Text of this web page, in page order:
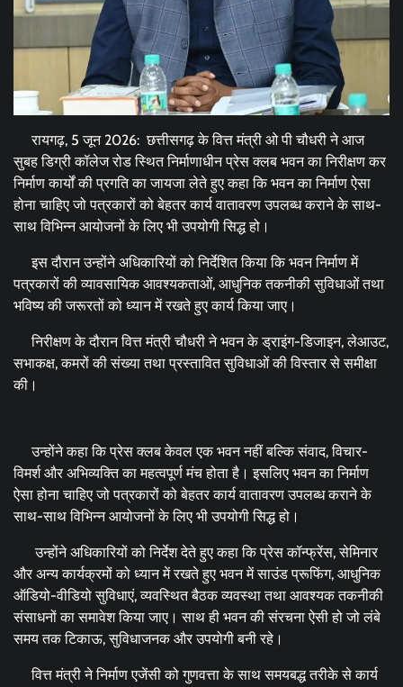
रायगढ़, 5 जून 2026: छत्तीसगढ़ के वित्त मंत्री ओ पी चौधरी ने आज
सुबह डिग्री कॉलेज रोड स्थित निर्माणाधीन प्रेस क्लब भवन का निरीक्षण कर
निर्माण कार्यों की प्रगति का जायजा लेते हुए कहा कि भवन का निर्माण ऐसा
होना चाहिए जो पत्रकारों को बेहतर कार्य वातावरण उपलब्ध कराने के साथ-
साथ विभिन्न आयोजनों के लिए भी उपयोगी सिद्ध हो।
इस दौरान उन्होंने अधिकारियों को निर्देशित किया कि भवन निर्माण में
पत्रकारों की व्यावसायिक आवश्यकताओं, आधुनिक तकनीकी सुविधाओं तथा
भविष्य की जरूरतों को ध्यान में रखते हुए कार्य किया जाए।
निरीक्षण के दौरान वित्त मंत्री चौधरी ने भवन के ड्राइंग-डिजाइन, लेआउट,
सभाकक्ष, कमरों की संख्या तथा प्रस्तावित सुविधाओं की विस्तार से समीक्षा
की।
उन्होंने कहा कि प्रेस क्लब केवल एक भवन नहीं बल्कि संवाद, विचार-
विमर्श और अभिव्यक्ति का महत्वपूर्ण मंच होता है। इसलिए भवन का निर्माण
ऐसा होना चाहिए जो पत्रकारों को बेहतर कार्य वातावरण उपलब्ध कराने के
साथ-साथ विभिन्न आयोजनों के लिए भी उपयोगी सिद्ध हो।
उन्होंने अधिकारियों को निर्देश देते हुए कहा कि प्रेस कॉन्फ्रेंस, सेमिनार
और अन्य कार्यक्रमों को ध्यान में रखते हुए भवन में साउंड प्रूफिंग, आधुनिक
ऑडियो-वीडियो सुविधाएं, व्यवस्थित बैठक व्यवस्था तथा आवश्यक तकनीकी
संसाधनों का समावेश किया जाए। साथ ही भवन की संरचना ऐसी हो जो लंबे
समय तक टिकाऊ, सुविधाजनक और उपयोगी बनी रहे।
वित्त मंत्री ने निर्माण एजेंसी को गुणवत्ता के साथ समयबद्ध तरीके से कार्य